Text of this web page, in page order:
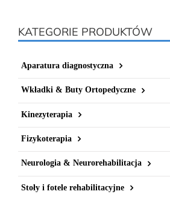
KATEGORIE PRODUKTÓW
Aparatura diagnostyczna
Wkładki & Buty Ortopedyczne
Kinezyterapia
Fizykoterapia
Neurologia & Neurorehabilitacja
Stoły i fotele rehabilitacyjne